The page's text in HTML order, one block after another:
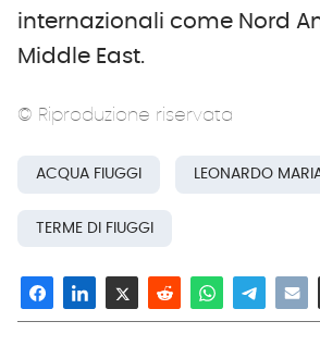
internazionali come Nord
Middle East.
© Riproduzione riservata
ACQUA FIUGGI LEONARDO
TERME DI FIUGGI